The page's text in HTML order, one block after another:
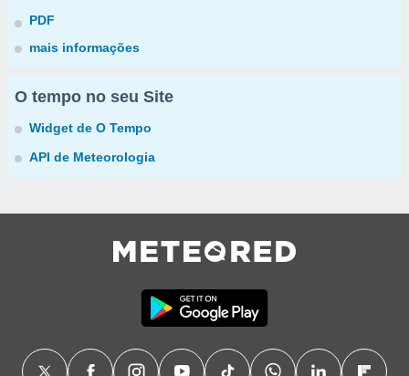
PDF
mais informações
O tempo no seu Site
Widget de O Tempo
API de Meteorologia